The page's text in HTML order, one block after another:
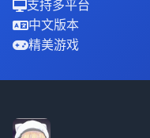
支持多平台
中文版本
精美游戏